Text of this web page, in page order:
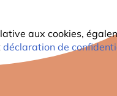
aux cookies,
déclaration de